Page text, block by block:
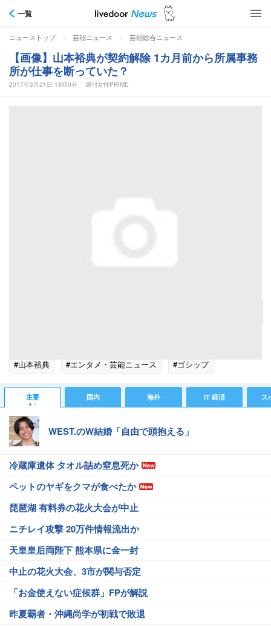
一覧
ニューストップ > 芸能ニュース > 芸能総合ニュース
【画像】山本裕典が契約解除 1カ月前から所属事務
所が仕事を断っていた？
2017年3月21日 18時0分 週刊女性PRIME
#山本裕典
#エンタメ・芸能ニュース #ゴシップ
主要 国内 海外 IT 経済 ス
WEST.のW結婚「自由で頭抱える」
冷蔵庫遺体 タオル詰め窒息死か
ペットのヤギをクマが食べたか
琵琶湖 有料券の花火大会が中止
ニチレイ攻撃 20万件情報流出か
天皇皇后両陛下 熊本県に金一封
中止の花火大会、3市が関与否定
「お金使えない症候群」FPが解説
昨夏覇者・沖縄尚学が初戦で敗退